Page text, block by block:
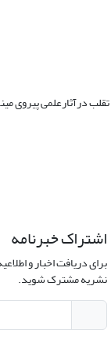
درآثارعلمی پیروی
اشتراک خبرنامه
برای دریافت اخبار و
نشریه مشترک شوید.